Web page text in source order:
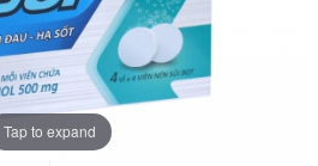
Tap to expand